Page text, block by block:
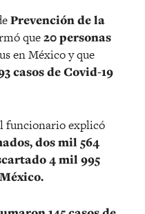
Prevención de la
que20 personas
en México y que
casos de Covid-19
funcionario explicó
dos mil 564
4 mil 995